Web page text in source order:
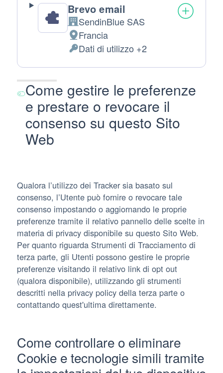
Brevo email
Azienda:
SendinBlue SAS
Luogo
del
trattamento:
Francia
Dati
Personali
Dati di utilizzo +2
Come gestire le preferenze
e prestare o revocare il
consenso su questo Sito
Web
Qualora l’utilizzo dei Tracker sia basato sul
consenso, l’Utente può fornire o revocare tale
consenso impostando o aggiornando le proprie
preferenze tramite il relativo pannello delle scelte in
materia di privacy disponibile su questo Sito Web.
Per quanto riguarda Strumenti di Tracciamento di
terza parte, gli Utenti possono gestire le proprie
preferenze visitando il relativo link di opt out
(qualora disponibile), utilizzando gli strumenti
descritti nella privacy policy della terza parte o
contattando quest'ultima direttamente.
Come controllare o eliminare
Cookie e tecnologie simili tramite